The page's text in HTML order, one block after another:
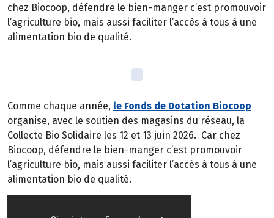
chez Biocoop, défendre le bien-manger c’est promouvoir
l’agriculture bio, mais aussi faciliter l’accès à tous à une
alimentation bio de qualité.
Comme chaque année, le Fonds de Dotation Biocoop
organise, avec le soutien des magasins du réseau, la
Collecte Bio Solidaire les 12 et 13 juin 2026. Car chez
Biocoop, défendre le bien-manger c’est promouvoir
l’agriculture bio, mais aussi faciliter l’accès à tous à une
alimentation bio de qualité.